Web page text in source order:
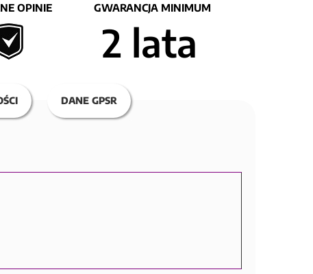
OPINIE GWARANCJA MINIMUM
2 lata
DANE GPSR